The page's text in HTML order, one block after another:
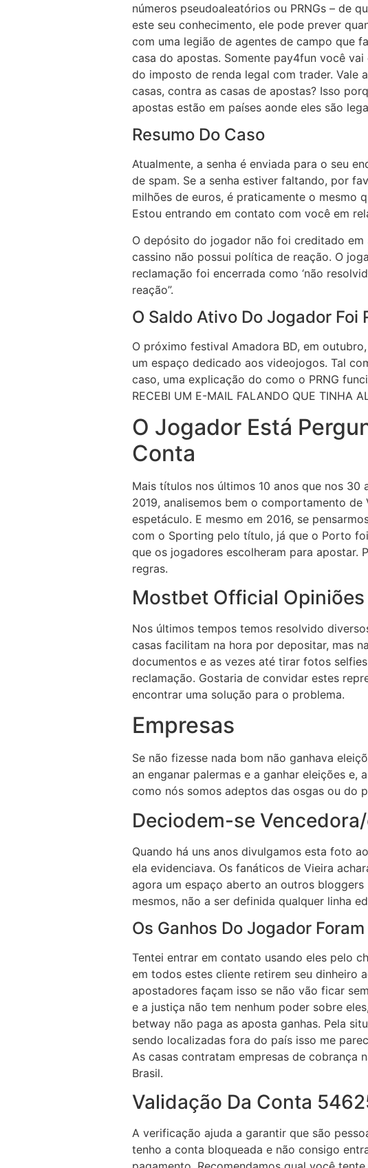
números pseudoaleatórios ou PRNGs – de
este seu conhecimento, ele pode prever
com uma legião de agentes de campo que
casa do apostas. Somente pay4fun você
do imposto de renda legal com trader. Vale
casas, contra as casas de apostas? Isso
apostas estão em países aonde eles são
Resumo Do Caso
Atualmente, a senha é enviada para o seu
de spam. Se a senha estiver faltando, por
milhões de euros, é praticamente o mesmo
Estou entrando em contato com você em
O depósito do jogador não foi creditado
cassino não possui política de reação. O
reclamação foi encerrada como ‘não
reação”.
O Saldo Ativo Do Jogador Foi
O próximo festival Amadora BD, em
um espaço dedicado aos videojogos. Tal
caso, uma explicação do como o PRNG
RECEBI UM E-MAIL FALANDO QUE TINHA
O Jogador Está
Conta
Mais títulos nos últimos 10 anos que nos
2019, analisemos bem o comportamento
espetáculo. E mesmo em 2016, se
com o Sporting pelo título, já que o Porto
que os jogadores escolheram para apostar.
regras.
Mostbet Official Opiniões
Nos últimos tempos temos resolvido
casas facilitam na hora por depositar, mas
documentos e as vezes até tirar fotos
reclamação. Gostaria de convidar estes
encontrar uma solução para o problema.
Empresas
Se não fizesse nada bom não ganhava
an enganar palermas e a ganhar eleições
como nós somos adeptos das osgas ou do
Deciodem-se
Quando há uns anos divulgamos esta foto
ela evidenciava. Os fanáticos de Vieira
agora um espaço aberto an outros
mesmos, não a ser definida qualquer linha
Os Ganhos Do Jogador
Tentei entrar em contato usando eles pelo
em todos estes cliente retirem seu dinheiro
apostadores façam isso se não vão ficar
e a justiça não tem nenhum poder sobre
betway não paga as aposta ganhas. Pela
sendo localizadas fora do país isso me
As casas contratam empresas de cobrança
Brasil.
Validação Da Conta
A verificação ajuda a garantir que são
tenho a conta bloqueada e não consigo